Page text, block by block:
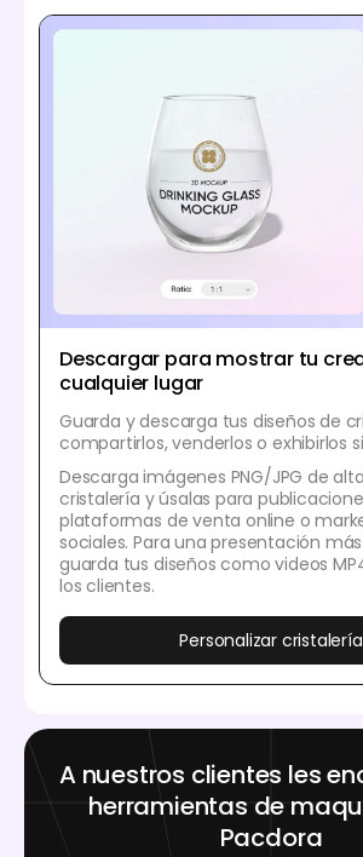
Descargar para mostrar tu
cualquier lugar
Guarda y descarga tus diseños de
compartirlos, venderlos o exhibirlos
Descarga imágenes PNG/JPG de
cristalería y úsalas para
plataformas de venta online o
sociales. Para una presentación
guarda tus diseños como videos
los clientes.
Personalizar cristalería
A nuestros clientes les
herramientas de
Pacdora